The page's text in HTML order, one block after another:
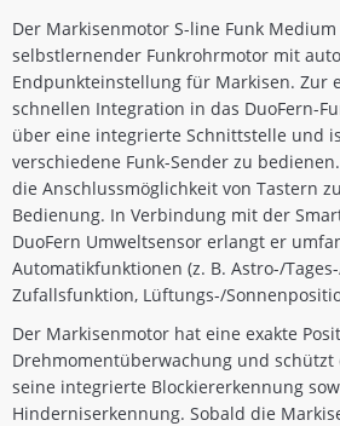
Der Markisenmotor S-line Funk Medium
selbstlernender Funkrohrmotor mit
Endpunkteinstellung für Markisen. Zur
schnellen Integration in das DuoFern-
über eine integrierte Schnittstelle und
verschiedene Funk-Sender zu
die Anschlussmöglichkeit von Tastern
Bedienung. In Verbindung mit der
DuoFern Umweltsensor erlangt er
Automatikfunktionen (z. B. Astro-/
Zufallsfunktion, Lüftungs-/
Der Markisenmotor hat eine exakte
Drehmomentüberwachung und
seine integrierte Blockiererkennung
Hinderniserkennung. Sobald die